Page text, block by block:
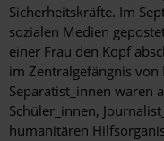
Sicherheitskräfte. Im
sozialen Medien
einer Frau den Kopf
im Zentralgefängnis von
Separatist_innen waren
Schüler_innen,
humanitären